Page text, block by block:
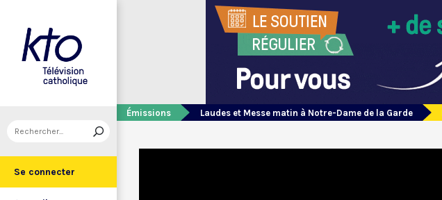
Se connecter
Émissions Laudes et Messe matin à Notre-Dame de la Garde